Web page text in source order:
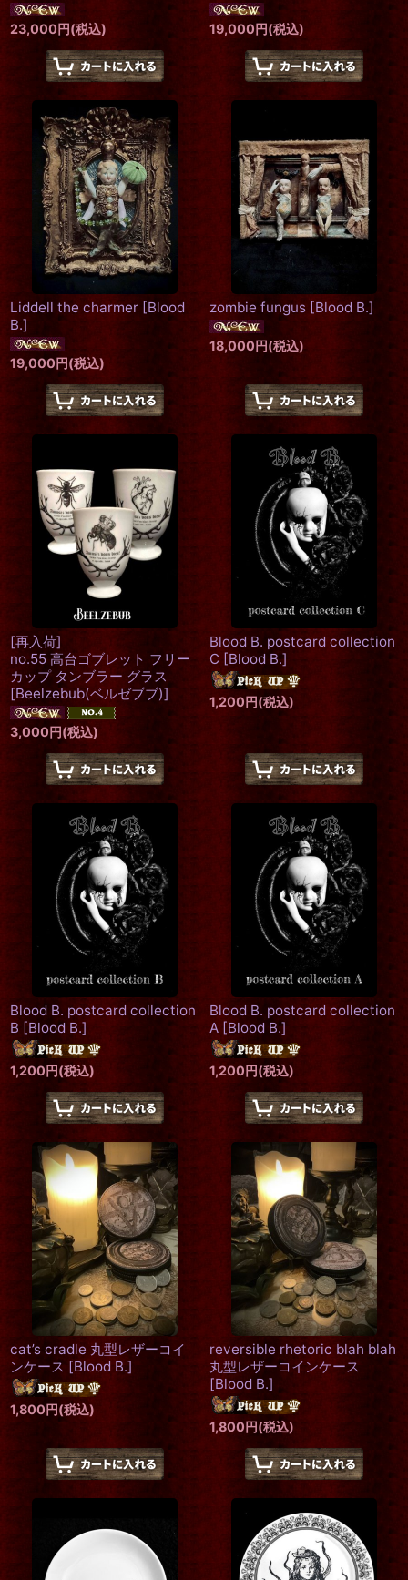
23,000円(税込) 19,000円(税込)
Liddell the charmer [Blood
B.]
19,000円(税込)
zombie fungus [Blood B.]
18,000円(税込)
[再入荷]
no.55 高台ゴブレット フリー
カップ タンブラー グラス
[Beelzebub(ベルゼブブ)]
3,000円(税込)
Blood B. postcard collection
C [Blood B.]
1,200円(税込)
Blood B. postcard collection
B [Blood B.]
1,200円(税込)
Blood B. postcard collection
A [Blood B.]
1,200円(税込)
cat’s cradle 丸型レザーコイ
ンケース [Blood B.]
1,800円(税込)
reversible rhetoric blah blah
丸型レザーコインケース
[Blood B.]
1,800円(税込)